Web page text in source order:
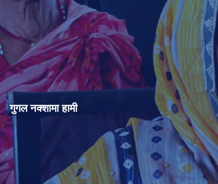
गुगल नक्शामा हामी